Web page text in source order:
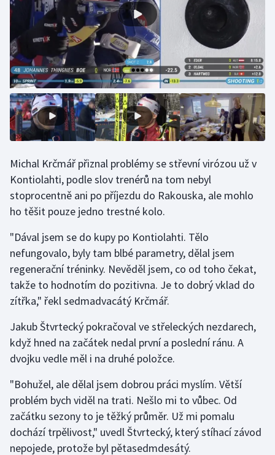
Plážový volejbal
Ragby
Rychlobruslení
Rychlostní kanoistika
Short track
Sportovní střelba
Stolní tenis
Triatlon
Veslování
Vodní slalom
Volejbal
Ostatní
Michal Krčmář přiznal problémy se střevní virózou už v
Kontiolahti, podle slov trenérů na tom nebyl
stoprocentně ani po příjezdu do Rakouska, ale mohlo
ho těšit pouze jedno trestné kolo.
"Dával jsem se do kupy po Kontiolahti. Tělo
nefungovalo, byly tam blbé parametry, dělal jsem
regenerační tréninky. Nevěděl jsem, co od toho čekat,
takže to hodnotím do pozitivna. Je to dobrý vklad do
zítřka," řekl sedmadvacátý Krčmář.
Jakub Štvrtecký pokračoval ve střeleckých nezdarech,
když hned na začátek nedal první a poslední ránu. A
dvojku vedle měl i na druhé položce.
"Bohužel, ale dělal jsem dobrou práci myslím. Větší
problém bych viděl na trati. Nešlo mi to vůbec. Od
začátku sezony to je těžký průměr. Už mi pomalu
dochází trpělivost," uvedl Štvrtecký, který stíhací závod
nepojede, protože byl pětasedmdesátý.